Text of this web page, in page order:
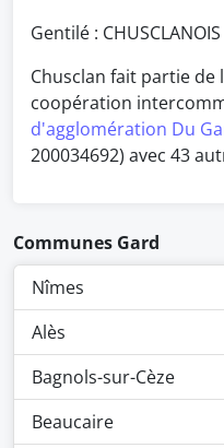
Gentilé : CHUSCLANOIS
Chusclan fait partie
coopération
d'agglomération Du
200034692) avec 43
Communes Gard
Nîmes
Alès
Bagnols-sur-Cèze
Beaucaire